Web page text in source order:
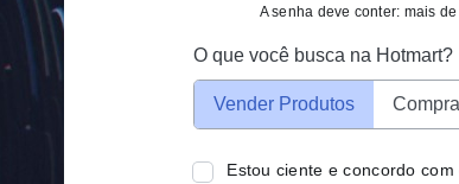
A senha deve conter: mais
O que você busca na Hotmart?
Vender Produtos
Estou ciente e concordo com